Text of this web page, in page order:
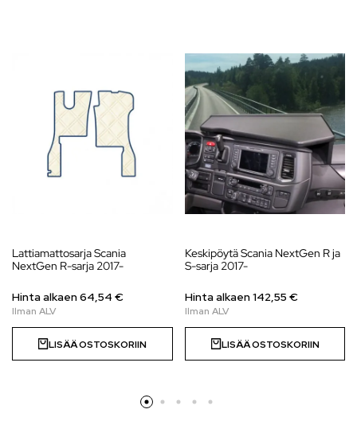
Lattiamattosarja Scania
NextGen R-sarja 2017-
Hinta alkaen 64,54 €
LISÄÄ OSTOSKORIIN
Keskipöytä Scania NextGen R ja
S-sarja 2017-
Hinta alkaen142,55 €
LISÄÄ OSTOSKORIIN